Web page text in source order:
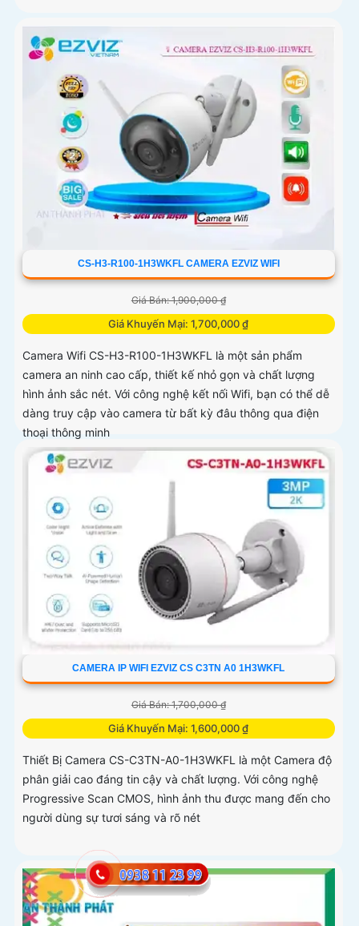
CS-H3-R100-1H3WKFL CAMERA EZVIZ WIFI
Giá Bán: 1,900,000 ₫
Giá Khuyến Mại: 1,700,000 ₫
Camera Wifi CS-H3-R100-1H3WKFL là một sản phẩm
camera an ninh cao cấp, thiết kế nhỏ gọn và chất lượng
hình ảnh sắc nét. Với công nghệ kết nối Wifi, bạn có thể dễ
dàng truy cập vào camera từ bất kỳ đâu thông qua điện
thoại thông minh
CAMERA IP WIFI EZVIZ CS C3TN A0 1H3WKFL
Giá Bán: 1,700,000 ₫
Giá Khuyến Mại: 1,600,000 ₫
Thiết Bị Camera CS-C3TN-A0-1H3WKFL là một Camera độ
phân giải cao đáng tin cậy và chất lượng. Với công nghệ
Progressive Scan CMOS, hình ảnh thu được mang đến cho
người dùng sự tươi sáng và rõ nét